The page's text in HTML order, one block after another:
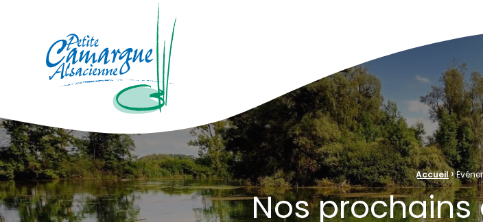
La Petite Camargue Alsacienne Réserve Naturelle au cœur de la
Fil d'Ariane : Accueil›
Nos